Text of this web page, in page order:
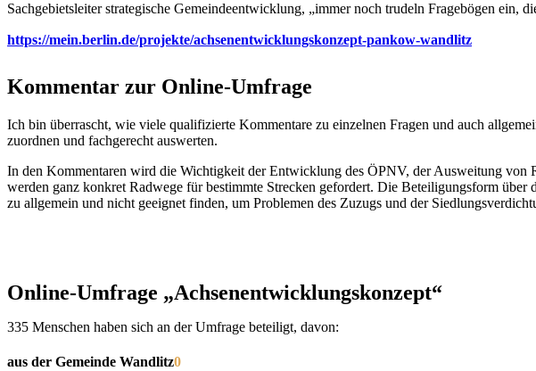
Sachgebietsleiter strategische Gemeindeentwicklung, „immer noch trudeln Fragebögen ein,
https://mein.berlin.de/projekte/achsenentwicklungskonzept-pankow-wandlitz
Kommentar zur Online-Umfrage
Ich bin überrascht, wie viele qualifizierte Kommentare zu einzelnen Fragen und auch
zuordnen und fachgerecht auswerten.
In den Kommentaren wird die Wichtigkeit der Entwicklung des ÖPNV, der Ausweitung von
werden ganz konkret Radwege für bestimmte Strecken gefordert. Die Beteiligungsform
zu allgemein und nicht geeignet finden, um Problemen des Zuzugs und der
Online-Umfrage „Achsenentwicklungskonzept“
335 Menschen haben sich an der Umfrage beteiligt, davon:
aus der Gemeinde Wandlitz0